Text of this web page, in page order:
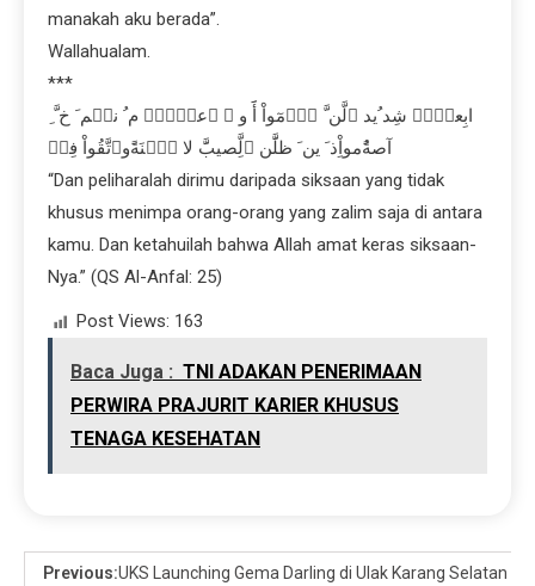
manakah aku berada”.
Wallahualam.
***
آصةًُمواِْذ َ ین َ ظلََّن ٱلَِّصیبََّ لا تُ۬نَةًَوٱتَّقُواْ فِتۡ
“Dan peliharalah dirimu daripada siksaan yang tidak
khusus menimpa orang-orang yang zalim saja di antara
kamu. Dan ketahuilah bahwa Allah amat keras siksaan-
Nya.” (QS Al-Anfal: 25)
Post Views: 163
Baca Juga : TNI ADAKAN PENERIMAAN
PERWIRA PRAJURIT KARIER KHUSUS
TENAGA KESEHATAN
Previous:UKS Launching Gema Darling di Ulak Karang Selatan